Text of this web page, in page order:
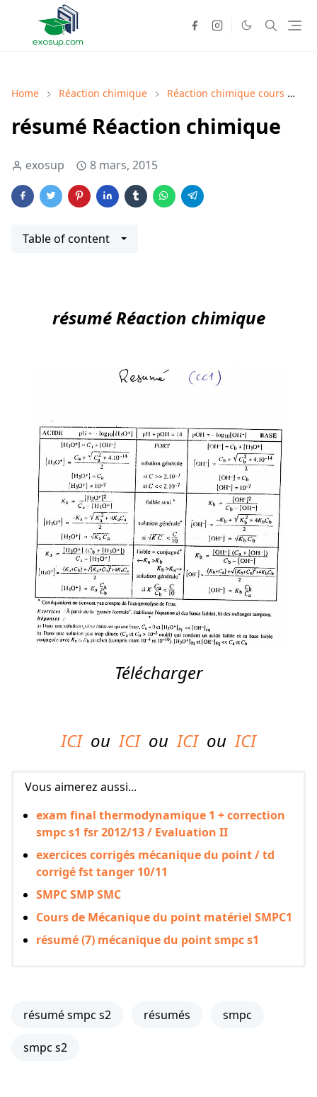
Home Réaction chimique Réaction chimique cours
résumé Réaction chimique
exosup 8 mars, 2015
Table of content
résumé Réaction chimique
Télécharger
ICIouICIouICIouICI
Vous aimerez aussi...
exam final thermodynamique 1 + correction
smpc s1 fsr 2012/13 / Evaluation II
exercices corrigés mécanique du point / td
corrigé fst tanger 10/11
SMPC SMP SMC
Cours de Mécanique du point matériel SMPC1
résumé (7) mécanique du point smpc s1
résumé smpc s2 résumés smpc
smpc s2